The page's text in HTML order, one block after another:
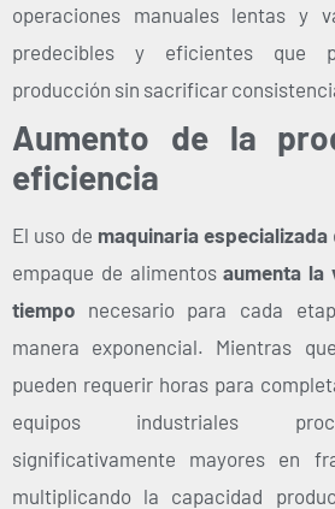
operaciones manuales lentas y
predecibles y eficientes que
producción sin sacrificar
Aumento de la
eficiencia
El uso de maquinaria especializada
empaque de alimentosaumenta la
tiempo necesario para cada
manera exponencial. Mientras
pueden requerir horas para
equipos industriales
significativamente mayores en
multiplicando la capacidad